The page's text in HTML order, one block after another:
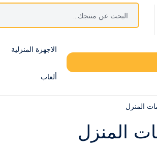
الاجهزة المنزلية
ألعاب
المنزل
المنزل